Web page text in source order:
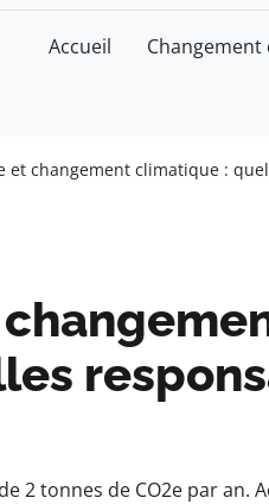
Accueil
et changement climatique :
2 tonnes de CO2e par an.